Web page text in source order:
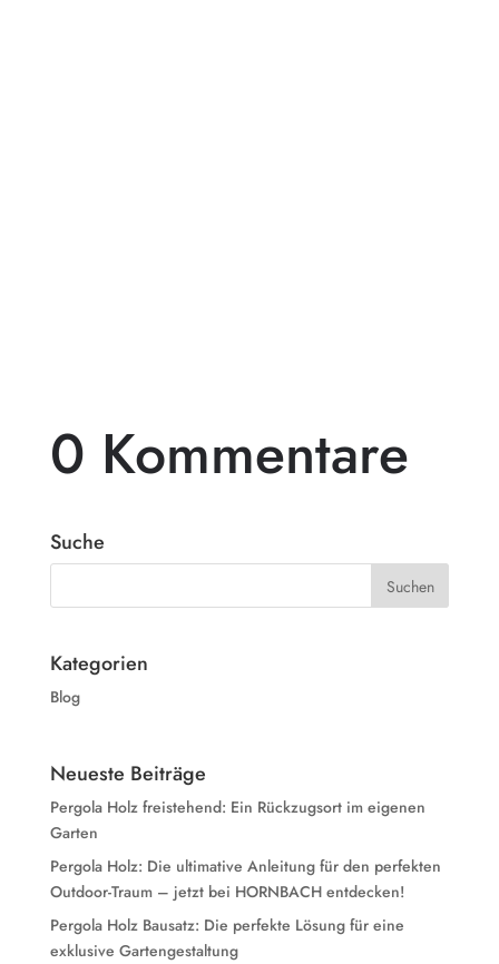
0 Kommentare
Suche
Kategorien
Blog
Neueste Beiträge
Pergola Holz freistehend: Ein Rückzugsort im eigenen
Garten
Pergola Holz: Die ultimative Anleitung für den perfekten
Outdoor-Traum – jetzt bei HORNBACH entdecken!
Pergola Holz Bausatz: Die perfekte Lösung für eine
exklusive Gartengestaltung